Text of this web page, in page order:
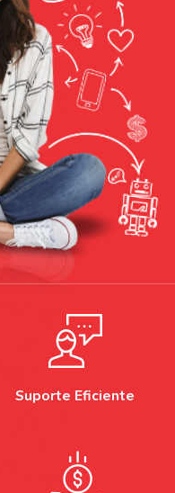
Suporte Eficiente